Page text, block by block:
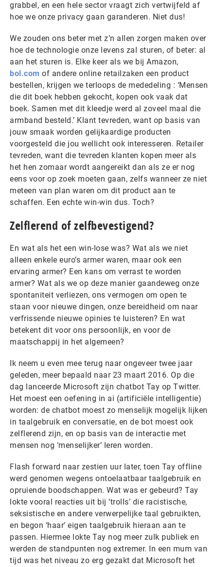
grabbel, en een hele sector vraagt zich vertwijfeld af
hoe we onze privacy gaan garanderen. Niet dus!
We zouden ons beter met z’n allen zorgen maken over
hoe de technologie onze levens zal sturen, of beter: al
aan het sturen is. Elke keer als we bij Amazon,
bol.com of andere online retailzaken een product
bestellen, krijgen we terloops de mededeling : ‘Mensen
die dit boek hebben gekocht, kopen ook vaak dat
boek. Samen met dit kleedje werd al zoveel maal die
armband besteld.’ Klant tevreden, want op basis van
jouw smaak worden gelijkaardige producten
voorgesteld die jou wellicht ook interesseren. Retailer
tevreden, want die tevreden klanten kopen meer als
het hen zomaar wordt aangereikt dan als ze er nog
eens voor op zoek moeten gaan, zelfs wanneer ze niet
meteen van plan waren om dit product aan te
schaffen. Een echte win-win dus. Toch?
Zelflerend of zelfbevestigend?
En wat als het een win-lose was? Wat als we niet
alleen enkele euro’s armer waren, maar ook een
ervaring armer? Een kans om verrast te worden
armer? Wat als we op deze manier gaandeweg onze
spontaniteit verliezen, ons vermogen om open te
staan voor nieuwe dingen, onze bereidheid om naar
verfrissende nieuwe opinies te luisteren? En wat
betekent dit voor ons persoonlijk, en voor de
maatschappij in het algemeen?
Ik neem u even mee terug naar ongeveer twee jaar
geleden, meer bepaald naar 23 maart 2016. Op die
dag lanceerde Microsoft zijn chatbot Tay op Twitter.
Het moest een oefening in ai (artificiële intelligentie)
worden: de chatbot moest zo menselijk mogelijk lijken
in taalgebruik en conversatie, en de bot moest ook
zelflerend zijn, en op basis van de interactie met
mensen nog ‘menselijker’ leren worden.
Flash forward naar zestien uur later, toen Tay offline
werd genomen wegens ontoelaatbaar taalgebruik en
opruiende boodschappen. Wat was er gebeurd? Tay
lokte vooral reacties uit bij ‘trolls’ die racistische,
seksistische en andere verwerpelijke taal gebruikten,
en begon ‘haar’ eigen taalgebruik hieraan aan te
passen. Hiermee lokte Tay nog meer zulk publiek en
werden de standpunten nog extremer. In een mum van
tijd was het niveau zo erg gezakt dat Microsoft het